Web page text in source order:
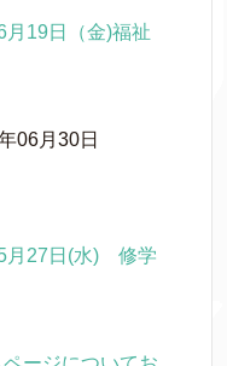
月19日（金)福祉
06月30日
月27日(水) 修学